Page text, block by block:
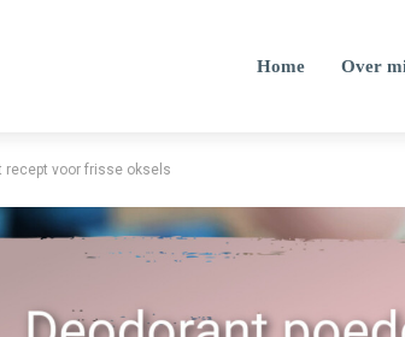
Home Over
recept voor frisse oksels